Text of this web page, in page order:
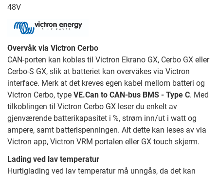
48V
Overvåk via Victron Cerbo
CAN-porten kan kobles til Victron Ekrano GX, Cerbo GX eller
Cerbo-S GX, slik at batteriet kan overvåkes via Victron
interface. Merk at det kreves egen kabel mellom batteri og
Victron Cerbo, type VE.Can to CAN-bus BMS - Type C. Med
tilkoblingen til Victron Cerbo GX leser du enkelt av
gjenværende batterikapasitet i %, strøm inn/ut i watt og
ampere, samt batterispenningen. Alt dette kan leses av via
Victron app, Victron VRM portalen eller GX touch skjerm.
Lading ved lav temperatur
Hurtiglading ved lav temperatur må unngås, da det kan